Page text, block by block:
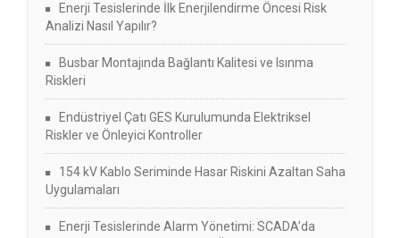
Enerji Tesislerinde İlk Enerjilendirme Öncesi Risk
Analizi Nasıl Yapılır?
Busbar Montajında Bağlantı Kalitesi ve Isınma
Riskleri
Endüstriyel Çatı GES Kurulumunda Elektriksel
Riskler ve Önleyici Kontroller
154 kV Kablo Seriminde Hasar Riskini Azaltan Saha
Uygulamaları
Enerji Tesislerinde Alarm Yönetimi: SCADA’da